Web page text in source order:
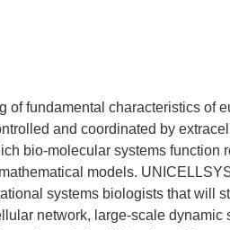
fundamental characteristics of
and coordinated by
bio-molecular systems function
models.
systems biologists that will
network, large-scale dynamic